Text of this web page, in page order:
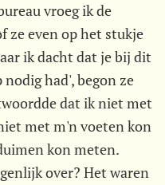
vroeg ik de
ze even op het stukje
ik dacht dat je bij dit
had', begon ze
dat ik niet met
met m'n voeten kon
kon meten.
over? Het waren